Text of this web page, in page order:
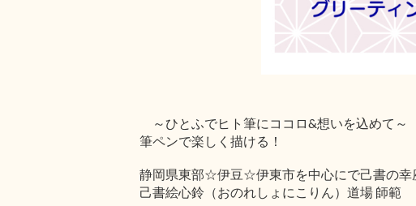
～ひとふでヒト筆にココロ&想いを込めて～
筆ペンで楽しく描ける！
静岡県東部☆伊豆☆伊東市を中心にで己書の幸
己書絵心鈴（おのれしょにこりん）道場 師範